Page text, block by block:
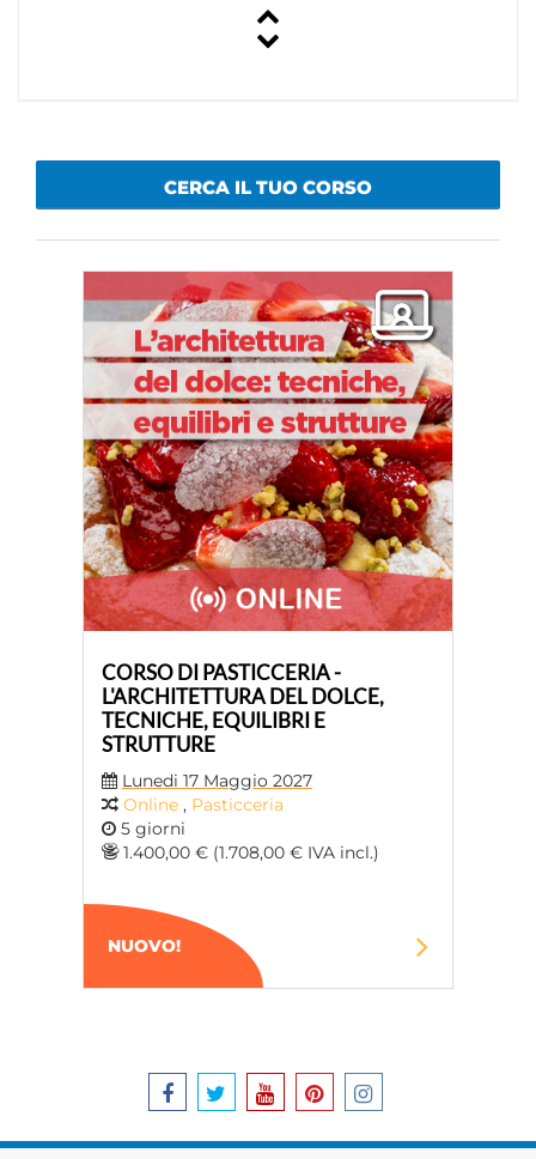
CERCA IL TUO CORSO
CORSO DI PASTICCERIA -
L'ARCHITETTURA DEL DOLCE,
TECNICHE, EQUILIBRI E
STRUTTURE
Lunedi 17 Maggio 2027
Online , Pasticceria
5 giorni
1.400,00 € (1.708,00 € IVA incl.)
NUOVO!